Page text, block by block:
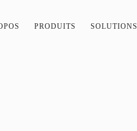
PRODUITS SOLUTIONS